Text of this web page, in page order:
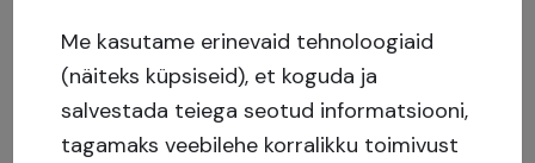
järelturul. Juulis avaldati müügiks 2 408
investeerimispakkumist summas 1 506 343.31
eurot. Ostutehinguid oli kokku 671 summas 178
815.14 eurot.
Me kasutame erinevaid tehnoloogiaid
(näiteks küpsiseid), et koguda ja
salvestada teiega seotud informatsiooni,
tagamaks veebilehe korralikku toimivust